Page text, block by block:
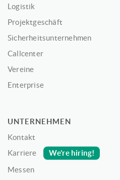
Logistik
Projektgeschäft
Sicherheitsunternehmen
Callcenter
Vereine
Enterprise
UNTERNEHMEN
Kontakt
Karriere
We’re hiring!
Messen